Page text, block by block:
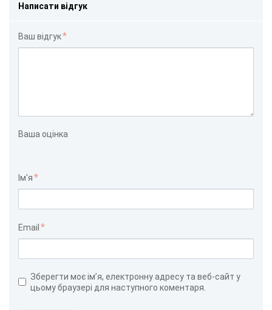
Написати відгук
Ваш відгук
Ваша оцінка
Ім'я
Email
Зберегти моє ім’я, електронну адресу та веб-сайт у
цьому браузері для наступного коментаря.